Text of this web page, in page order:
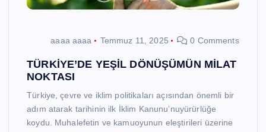
aaaa aaaa Temmuz 11, 2025 0 Comments
TÜRKİYE’DE YEŞİL DÖNÜŞÜMÜN MİLAT
NOKTASI
Türkiye, çevre ve iklim politikaları açısından önemli bir
adım atarak tarihinin ilk İklim Kanunu’nuyürürlüğe
koydu. Muhalefetin ve kamuoyunun eleştirileri üzerine